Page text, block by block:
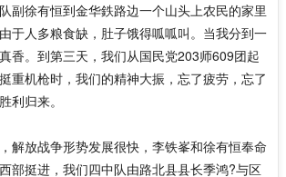
徐有恒到金华鉄路边一个山头上农民的家里
于人多粮食缺，肚子饿得呱呱叫。当我分到一
香。到第三天，我们从国民党203师609团起
重机枪时，我们的精神大振，忘了疲劳，忘了
利归来。
放战争形势发展很快，李铁峯和徐有恒奉命
部挺进，我们四中队由路北县县长季鸿?与区